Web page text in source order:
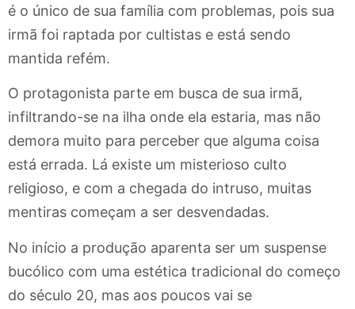
é o único de sua família com problemas, pois sua
irmã foi raptada por cultistas e está sendo
mantida refém.
O protagonista parte em busca de sua irmã,
infiltrando-se na ilha onde ela estaria, mas não
demora muito para perceber que alguma coisa
está errada. Lá existe um misterioso culto
religioso, e com a chegada do intruso, muitas
mentiras começam a ser desvendadas.
No início a produção aparenta ser um suspense
bucólico com uma estética tradicional do começo
do século 20, mas aos poucos vai se